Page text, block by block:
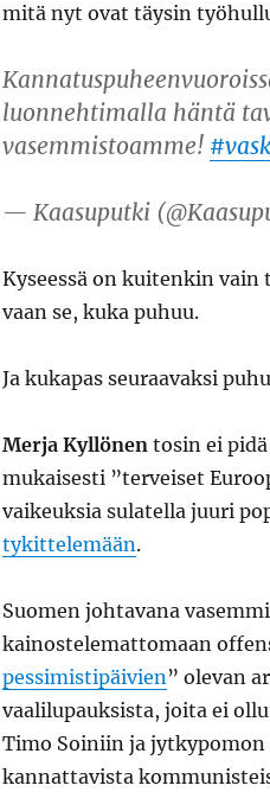
mitä nyt ovat täysin
luonnehtimalla häntä
vasemmistoamme!
— Kaasuputki
Kyseessä on kuitenkin vain
vaan se, kuka puhuu.
Ja kukapas seuraavaksi
Merja Kyllönentosin ei pidä
mukaisesti ”terveiset
vaikeuksia sulatella juuri
tykittelemään.
Suomen johtavana
kainostelemattomaan
pessimistipäivien” olevan
vaalilupauksista, joita ei
Timo Soiniin ja
kannattavista